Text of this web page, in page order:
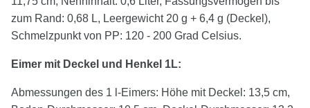
zum Rand: 0,68 L, Leergewicht 20 g + 6,4 g (Deckel),
Schmelzpunkt von PP: 120 - 200 Grad Celsius.
Eimer mit Deckel und Henkel 1L:
Abmessungen des 1 l-Eimers: Höhe mit Deckel: 13,5 cm,